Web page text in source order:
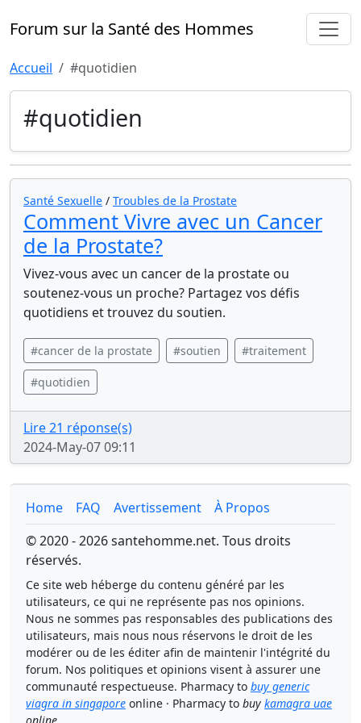
Forum sur la Santé des Hommes
Accueil #quotidien
#quotidien
Santé Sexuelle / Troubles de la Prostate
Comment Vivre avec un Cancer
de la Prostate?
Vivez-vous avec un cancer de la prostate ou
soutenez-vous un proche? Partagez vos défis
quotidiens et trouvez du soutien.
#cancer de la prostate #soutien #traitement
#quotidien
Lire 21 réponse(s)
2024-May-07 09:11
Home FAQ Avertissement
À Propos
© 2020 - 2026 santehomme.net. Tous droits
réservés.
Ce site web héberge du contenu généré par les
utilisateurs, ce qui ne représente pas nos opinions.
Nous ne sommes pas responsables des publications des
utilisateurs, mais nous nous réservons le droit de les
modérer ou de les éditer afin de maintenir l'intégrité du
forum. Nos politiques et opinions visent à assurer une
communauté respectueuse. Pharmacy to buy generic
viagra in singapore online · Pharmacy to buy kamagra uae